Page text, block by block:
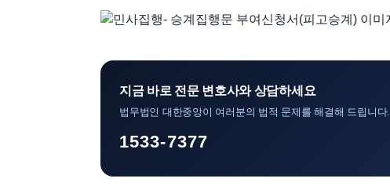
지금 바로 전문 변호사와 상담하세요
법무법인 대한중앙이 여러분의 법적 문제를 해결해 드립니다.
1533-7377